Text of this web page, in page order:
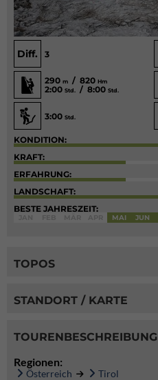
Diff. 3
290 m / 820 Hm
2:00 Std. / 8:00 Std.
3:00 Std.
KONDITION:
KRAFT:
ERFAHRUNG:
LANDSCHAFT:
BESTE JAHRESZEIT:
MAI JUN
TOPOS
STANDORT / KARTE
TOURENBESCHREIBUNG
Regionen:
Österreich Tirol